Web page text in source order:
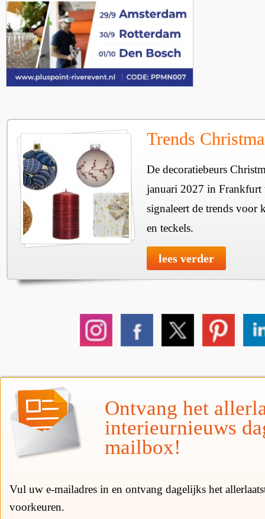
Trends
De decoratiebeurs
januari 2027 in Frankfurt
signaleert de trends voor
en teckels.
lees verder
Ontvang het
interieurnieuws
mailbox!
Vul uw e-mailadres in en ontvang dagelijks het
voorkeuren.